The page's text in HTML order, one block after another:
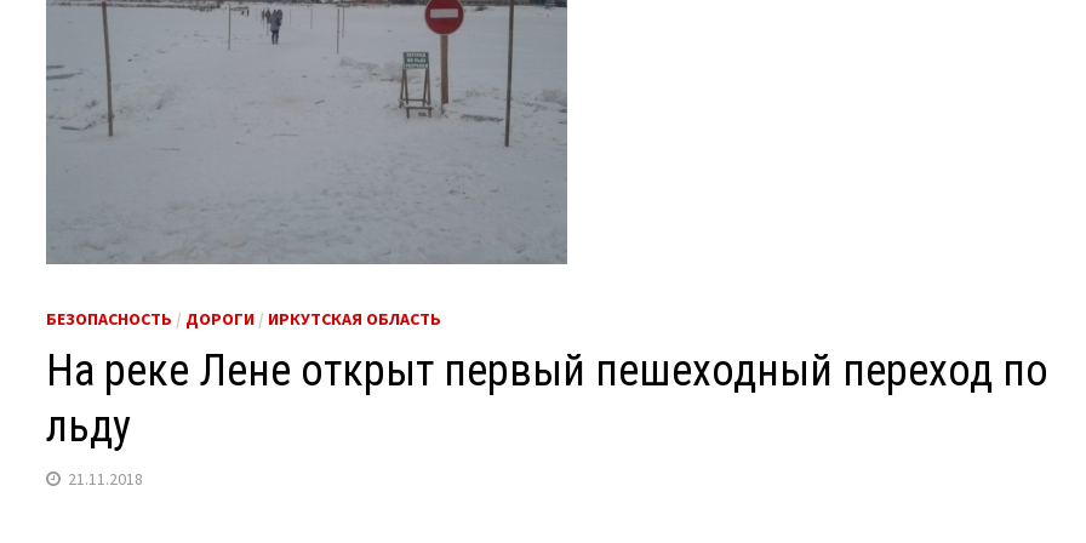
БЕЗОПАСНОСТЬ / ДОРОГИ / ИРКУТСКАЯ ОБЛАСТЬ
На реке Лене открыт первый пешеходный переход по
льду
21.11.2018